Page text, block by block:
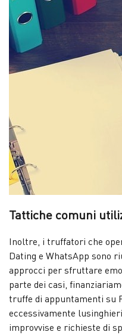
Tattiche comuni
Inoltre, i truffatori che
Dating e WhatsApp sono
approcci per sfruttare
parte dei casi,
truffe di appuntamenti su
eccessivamente
improvvise e richieste di